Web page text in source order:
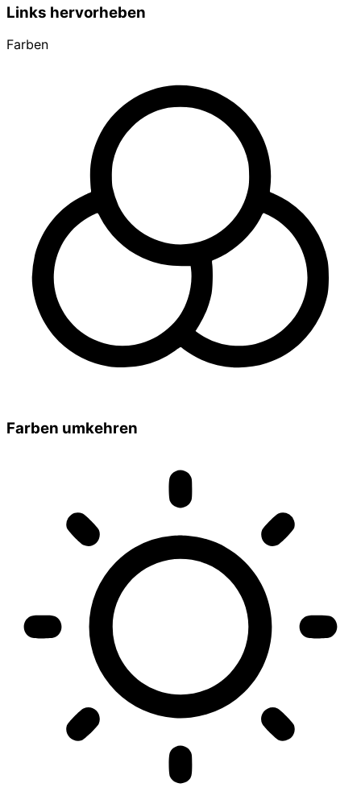
Links hervorheben
Farben
Farben umkehren